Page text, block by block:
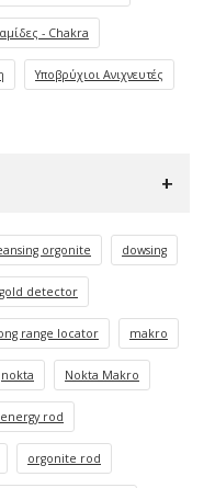
- Chakra
Υποβρύχιοι Ανιχνευτές
orgonite dowsing
gold detector
range locator makro
nokta Nokta Makro
rod
orgonite rod